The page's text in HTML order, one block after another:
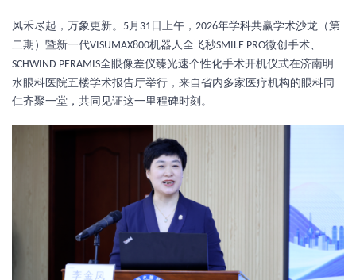
风禾尽起，万象更新。 5月 31 日上午， 2026年学科共赢学术沙龙（第
二期）暨新一代VISUMAX800机器人全飞秒SMILE PRO微创手术、
SCHWIND PERAMIS全眼像差仪臻光速个性化手术开机仪式在济南明
水眼科医院五楼学术报告厅举行，来自省内多家医疗机构的眼科同
仁齐聚一堂，共同见证这一里程碑时刻。